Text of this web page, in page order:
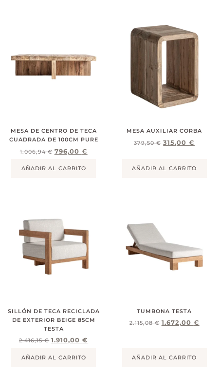
MESA DE CENTRO DE TECA
CUADRADA DE 100CM PURE
1.006,94€ 796,00 €
AÑADIR AL CARRITO
MESA AUXILIAR CORBA
379,50€ 315,00€
AÑADIR AL CARRITO
SILLÓN DE TECA RECICLADA
DE EXTERIOR BEIGE 85CM
TESTA
2.416,15€ 1.910,00€
AÑADIR AL CARRITO
TUMBONA TESTA
2.115,08€ 1.672,00 €
AÑADIR AL CARRITO